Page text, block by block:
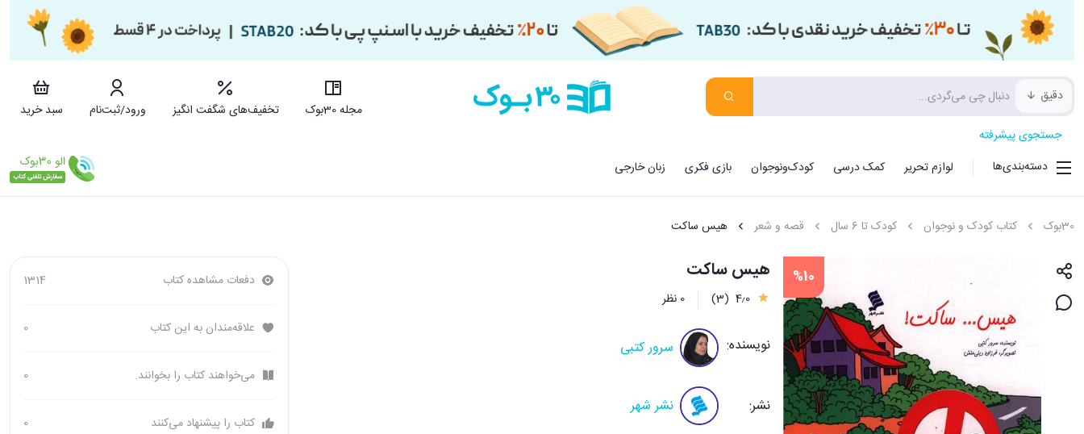
دقیق
مجله 30بوک تخفیف‌های شگفت انگیز ورود/ثبت‌نام
سبد خرید
جستجوی پیشرفته
دسته‌بندی‌ها
لوازم تحریر کمک درسی کودک‌ونوجوان بازی فکری زبان خارجی
30بوک کتاب کودک و نوجوان کودک تا 6 سال قصه و شعر هیس ساکت
%10 هیس ساکت
4٫0 (3) 0 نظر
نویسنده: سرور کتبی
نشر: نشر شهر
دفعات مشاهده کتاب 1314
علاقه‌مندان به این کتاب 0
می‌خواهند کتاب را بخوانند. 0
کتاب را پیشنهاد می‌کنند 0